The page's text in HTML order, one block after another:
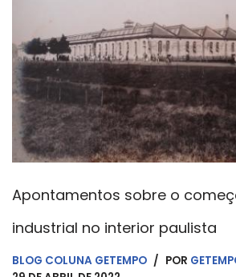
Apontamentos sobre o
industrial no interior paulista
BLOG COLUNA GETEMPO POR